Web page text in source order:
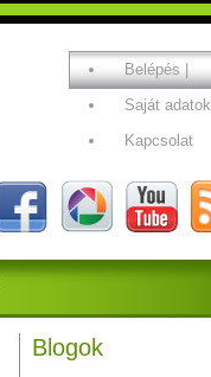
Belépés
Saját adatok
Kapcsolat
Blogok